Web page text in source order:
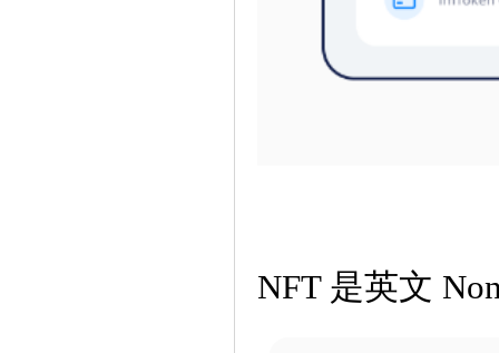
NFT 是英文